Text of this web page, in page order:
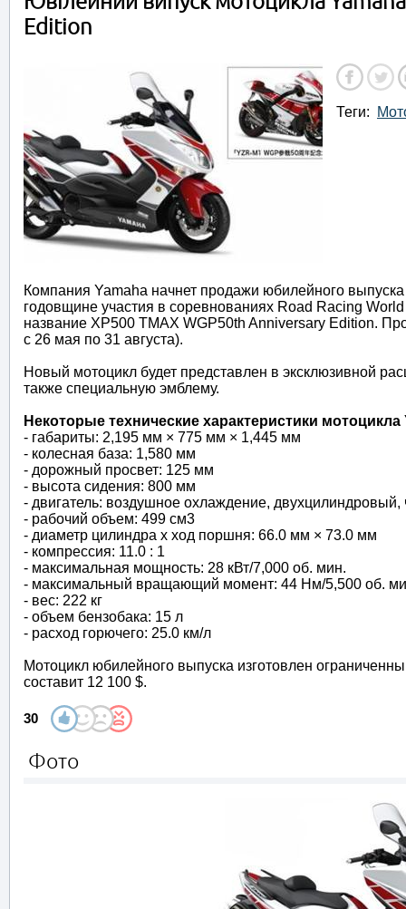
Edition
Теги:
Компания Yamaha начнет продажи юбилейного
годовщине участия в соревнованиях Road Racing
название XP500 TMAX WGP50th Anniversary Edition.
с 26 мая по 31 августа).
Новый мотоцикл будет представлен в эксклюзивной
также специальную эмблему.
Некоторые технические характеристики
- габариты: 2,195 мм × 775 мм × 1,445 мм
- колесная база: 1,580 мм
- дорожный просвет: 125 мм
- высота сидения: 800 мм
- двигатель: воздушное охлаждение,
- рабочий объем: 499 см3
- диаметр цилиндра х ход поршня: 66.0 мм × 73.0 мм
- компрессия: 11.0 : 1
- максимальная мощность: 28 кВт/7,000 об. мин.
- максимальный вращающий момент: 44 Нм/5,500 об.
- вес: 222 кг
- объем бензобака: 15 л
- расход горючего: 25.0 км/л
Мотоцикл юбилейного выпуска изготовлен
составит 12 100 $.
30
Фото